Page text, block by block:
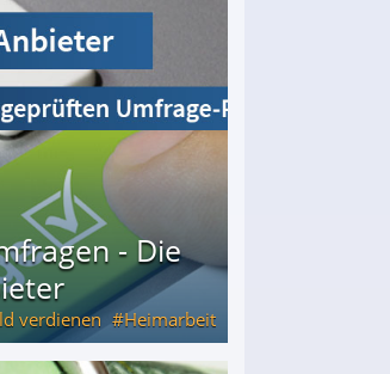
- Die
verdienen Heimarbeit